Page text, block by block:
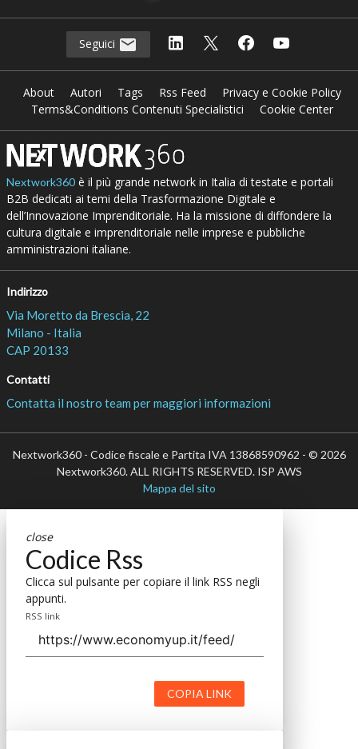
Seguici
About Autori Tags Rss Feed
Privacy e Cookie Policy
Terms&Conditions Contenuti Specialistici
Cookie Center
Nextwork360è il più grande network in Italia di testate e portali
B2B dedicati ai temi della Trasformazione Digitale e
dell’Innovazione Imprenditoriale. Ha la missione di diffondere la
cultura digitale e imprenditoriale nelle imprese e pubbliche
amministrazioni italiane.
Indirizzo
Via Moretto da Brescia, 22
Milano - Italia
CAP 20133
Contatti
Contatta il nostro team per maggiori informazioni
Nextwork360 - Codice fiscale e Partita IVA 13868590962 - © 2026
Nextwork360. ALL RIGHTS RESERVED. ISP AWS
Mappa del sito
close
Codice Rss
Clicca sul pulsante per copiare il link RSS negli
appunti.
RSS link
COPIA LINK